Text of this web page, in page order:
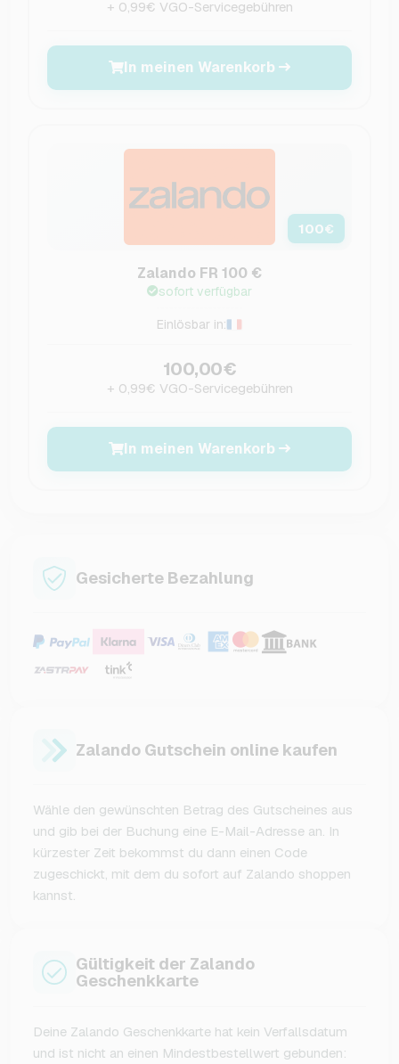
+ 0,99€ VGO-Servicegebühren
In meinen Warenkorb
100€
Zalando FR 100 €
sofort verfügbar
Einlösbar in:
100,00€
+ 0,99€ VGO-Servicegebühren
In meinen Warenkorb
Gesicherte Bezahlung
Zalando Gutschein online kaufen
Wähle den gewünschten Betrag des Gutscheines aus
und gib bei der Buchung eine E-Mail-Adresse an. In
kürzester Zeit bekommst du dann einen Code
zugeschickt, mit dem du sofort auf Zalando shoppen
kannst.
Gültigkeit der Zalando
Geschenkkarte
Deine Zalando Geschenkkarte hat kein Verfallsdatum
und ist nicht an einen Mindestbestellwert gebunden: